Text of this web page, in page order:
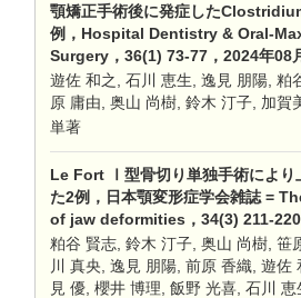
顎矯正手術後に発症した
例，Hospital Dentistry & Oral-
Surgery，36(1) 73-77，2024年08
遊佐 和之, 石川 恵生, 逸見 朋陽, 粕
原 庸由, 奥山 尚樹, 鈴木 汀子, 加賀
単著
Le Fort Ⅰ型骨切り単独手術により
た2例，日本顎変形症学会雑誌 =
of jaw deformities，34(3) 211-220
粕谷 賢志, 鈴木 汀子, 奥山 尚樹, 笹
川 真央, 逸見 朋陽, 前原 香織, 遊佐
見 優, 櫻井 博理, 飯野 光喜, 石川 恵